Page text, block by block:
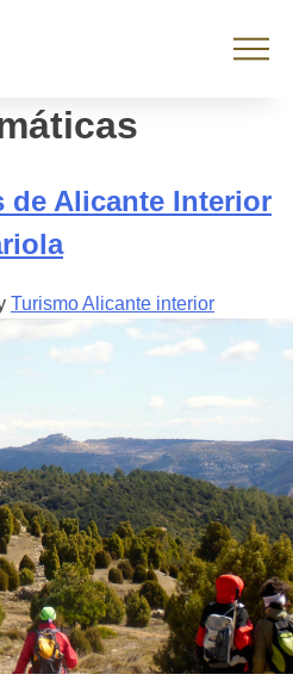
de Alicante Interior
Turismo Alicante interior